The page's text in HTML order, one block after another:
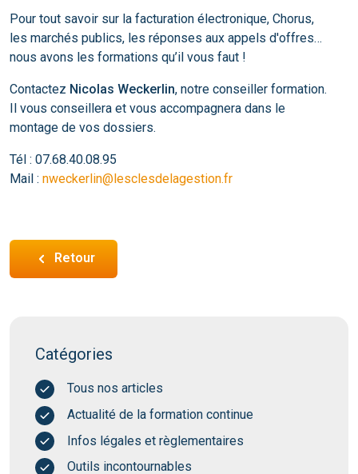
Catégories
Tous nos articles
Actualité de la formation continue
Infos légales et règlementaires
Outils incontournables
Pour tout savoir sur la facturation électronique, Chorus,
les marchés publics, les réponses aux appels d'offres…
nous avons les formations qu’il vous faut !
Contactez Nicolas Weckerlin, notre conseiller formation.
Il vous conseillera et vous accompagnera dans le
montage de vos dossiers.
Tél : 07.68.40.08.95
Mail : nweckerlin@lesclesdelagestion.fr
Retour